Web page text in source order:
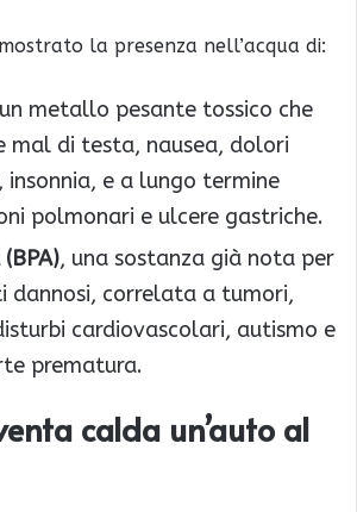
la presenza nell’acqua di:
metallo pesante tossico che
mal di testa, nausea, dolori
insonnia, e a lungo termine
polmonari e ulcere gastriche.
, una sostanza già nota per
dannosi, correlata a tumori,
cardiovascolari, autismo e
prematura.
calda un’auto al